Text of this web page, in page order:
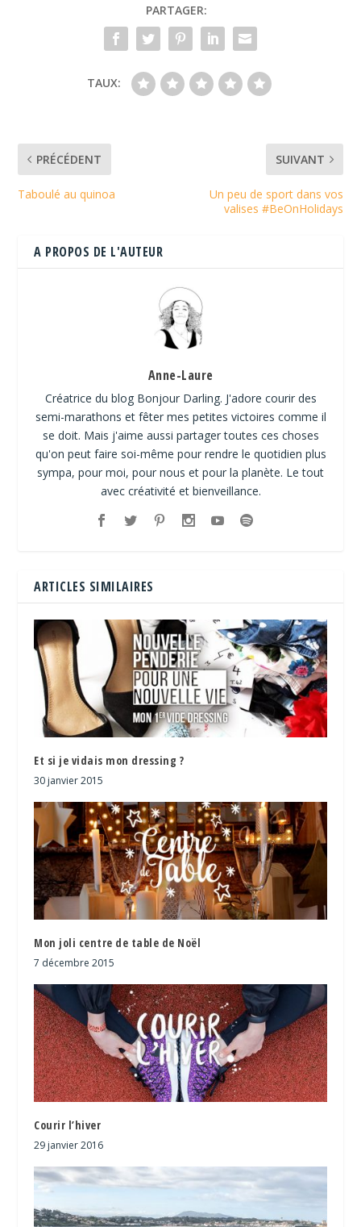
PARTAGER:
TAUX:
PRÉCÉDENT
Taboulé au quinoa
SUIVANT
Un peu de sport dans vos
valises #BeOnHolidays
A PROPOS DE L'AUTEUR
Anne-Laure
Créatrice du blog Bonjour Darling. J'adore courir des
semi-marathons et fêter mes petites victoires comme il
se doit. Mais j'aime aussi partager toutes ces choses
qu'on peut faire soi-même pour rendre le quotidien plus
sympa, pour moi, pour nous et pour la planète. Le tout
avec créativité et bienveillance.
ARTICLES SIMILAIRES
Et si je vidais mon dressing ?
30 janvier 2015
Mon joli centre de table de Noël
7 décembre 2015
Courir l’hiver
29 janvier 2016